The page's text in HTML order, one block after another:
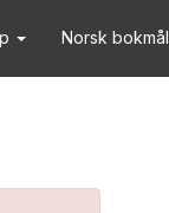
Norsk bokmål